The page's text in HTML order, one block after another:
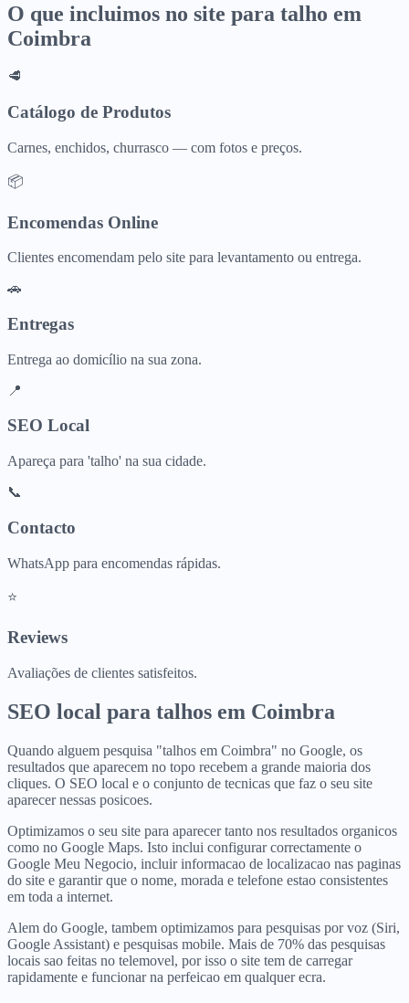
O que incluimos no site para talho em
Coimbra
🥩
Catálogo de Produtos
Carnes, enchidos, churrasco — com fotos e preços.
📦
Encomendas Online
Clientes encomendam pelo site para levantamento ou entrega.
🚗
Entregas
Entrega ao domicílio na sua zona.
📍
SEO Local
Apareça para 'talho' na sua cidade.
📞
Contacto
WhatsApp para encomendas rápidas.
⭐
Reviews
Avaliações de clientes satisfeitos.
SEO local para talhos em Coimbra
Quando alguem pesquisa "talhos em Coimbra" no Google, os
resultados que aparecem no topo recebem a grande maioria dos
cliques. O SEO local e o conjunto de tecnicas que faz o seu site
aparecer nessas posicoes.
Optimizamos o seu site para aparecer tanto nos resultados organicos
como no Google Maps. Isto inclui configurar correctamente o
Google Meu Negocio, incluir informacao de localizacao nas paginas
do site e garantir que o nome, morada e telefone estao consistentes
em toda a internet.
Alem do Google, tambem optimizamos para pesquisas por voz (Siri,
Google Assistant) e pesquisas mobile. Mais de 70% das pesquisas
locais sao feitas no telemovel, por isso o site tem de carregar
rapidamente e funcionar na perfeicao em qualquer ecra.